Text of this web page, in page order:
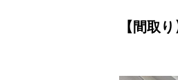
【間取